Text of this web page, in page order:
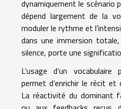
dynamiquement le scénario
dépend largement de la
moduler le rythme et
dans une immersion
silence, porte une
L’usage d’un
permet d’enrichir le récit et
La réactivité du dominant